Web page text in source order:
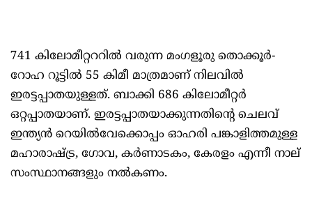
741 കിലോമീറ്റററില്‍ വരുന്ന മംഗളൂരു തൊക്കൂര്‍-
റോഹ റൂട്ടില്‍ 55 കിമീ മാത്രമാണ് നിലവില്‍
ഇരട്ടപ്പാതയുള്ളത്. ബാക്കി 686 കിലോമീറ്റര്‍
ഒറ്റപ്പാതയാണ്. ഇരട്ടപ്പാതയാക്കുന്നതിന്റെ ചെലവ്
ഇന്ത്യന്‍ റെയില്‍വേക്കൊപ്പം ഓഹരി പങ്കാളിത്തമുള്ള
മഹാരാഷ്ട്ര, ഗോവ, കര്‍ണാടകം, കേരളം എന്നീ നാല്
സംസ്ഥാനങ്ങളും നല്‍കണം.